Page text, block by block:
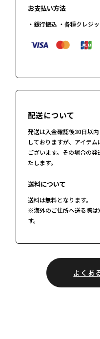
お支払い方法
・銀行振込 ・各種クレジ
配送について
発送は入金確認後30日以
しておりますが、アイテ
ございます。その場合の
たします。
送料について
送料は無料となります。
※海外のご住所へ送る際は
す。
よくあ